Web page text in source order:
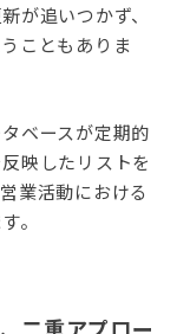
が追いつかず、
こともありま
ベースが定期的
映したリストを
業活動における
。